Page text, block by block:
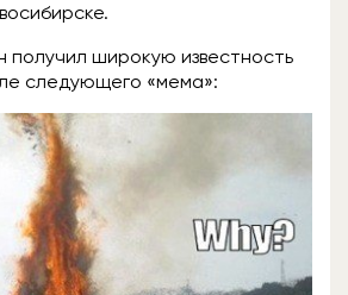
получил широкую известность
следующего «мема»: